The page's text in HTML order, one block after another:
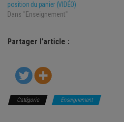
position du panier (VIDÉO)
Dans "Enseignement"
Partager l'article :
Catégorie Enseignement